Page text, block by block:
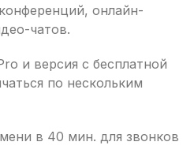
онлайн-
чатов.
и версия с бесплатной
по нескольким
в 40 мин. для звонков